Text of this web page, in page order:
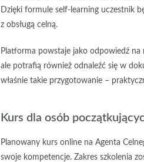
Dzięki formule self-learning uczestnik
z obsługą celną.
Platforma powstaje jako odpowiedź
ale potrafią również odnaleźć się w
właśnie takie przygotowanie –
Kurs dla osób
Planowany kurs online na Agenta
swoje kompetencje. Zakres szkolenia